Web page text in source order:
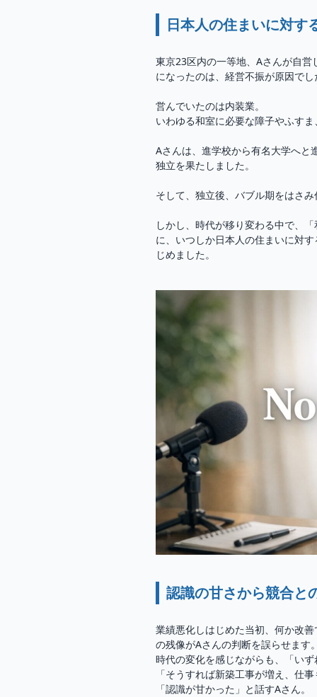
日本人の住まいに対す
東京23区内の一等地、Aさんが自
になったのは、経営不振が原因でし
営んでいたのは内装業。
いわゆる和室に必要な障子やふす
Aさんは、進学校から有名大学へと
独立を果たしました。
そして、独立後、バブル期をはさ
しかし、時代が移り変わる中で、
に、いつしか日本人の住まいに対
じめました。
認識の甘さから競合と
業績悪化しはじめた当初、何か改
の残像がAさんの判断を誤らせます
時代の変化を感じながらも、「い
「そうすれば新築工事が増え、仕
「認識が甘かった」と話すAさん。